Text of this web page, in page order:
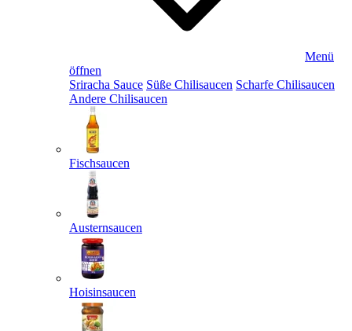
Menü
öffnen
Sriracha Sauce Süße Chilisaucen Scharfe Chilisaucen
Andere Chilisaucen
Fischsaucen
Austernsaucen
Hoisinsaucen